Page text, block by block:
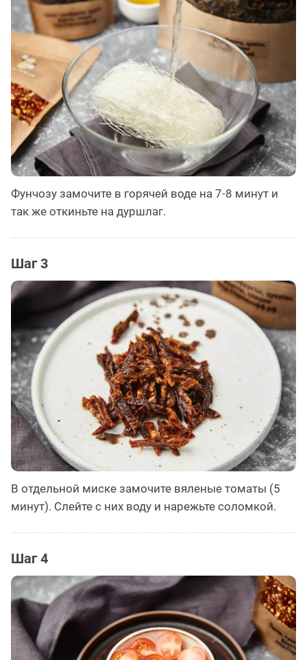
Фунчозу замочите в горячей воде на 7-8 минут и
так же откиньте на дуршлаг.
Шаг 3
В отдельной миске замочите вяленые томаты (5
минут). Слейте с них воду и нарежьте соломкой.
Шаг 4